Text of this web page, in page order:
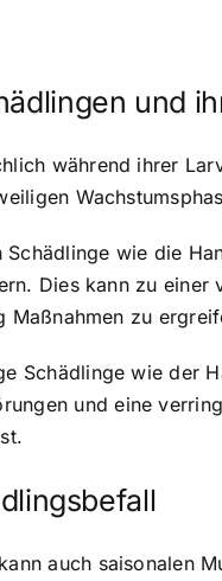
und
während ihrer
wie die
Dies kann zu
zu
Schädlinge wie
und eine
auch saisonalen